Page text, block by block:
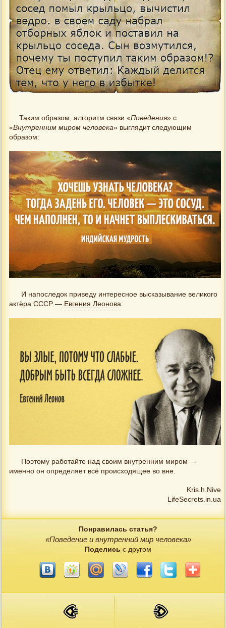
Таким образом, алгоритм связи «Поведения» с
«Внутренним миром человека» выглядит следующим
образом:
И напоследок приведу интересное высказывание великого
актёра СССР — Евгения Леонова:
Поэтому работайте над своим внутренним миром —
именно он определяет всё происходящее во вне.
Kris.h.Nive
LifeSecrets.in.ua
Понравилась статья?
«Поведение и внутренний мир человека»
Поделись с другом